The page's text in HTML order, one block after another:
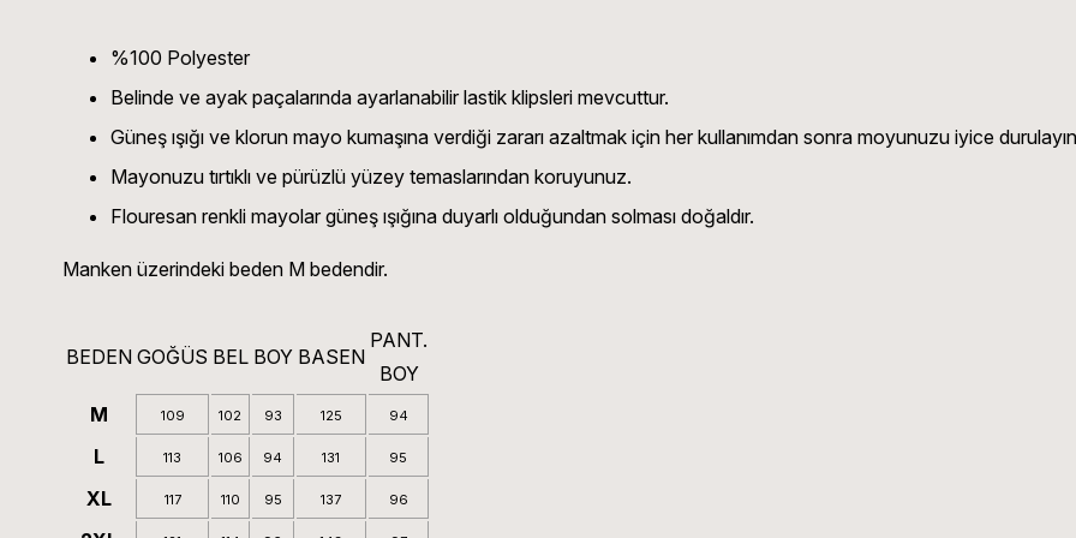
%100 Polyester
Belinde ve ayak paçalarında ayarlanabilir lastik klipsleri mevcuttur.
Güneş ışığı ve klorun mayo kumaşına verdiği zararı azaltmak için her kullanımdan sonra moyunuzu iyice
Mayonuzu tırtıklı ve pürüzlü yüzey temaslarından koruyunuz.
Flouresan renkli mayolar güneş ışığına duyarlı olduğundan solması doğaldır.
Manken üzerindeki beden M bedendir.
BEDEN GOĞÜS BEL BOY BASEN
PANT.
BOY
M
109 102 93 125 94
L 113 106 94 131 95
XL 117 110 95 137 96